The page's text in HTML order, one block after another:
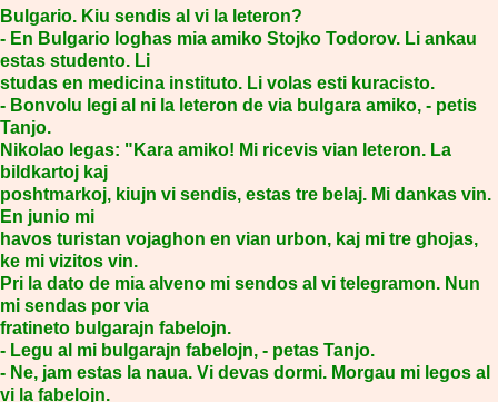
Bulgario. Kiu sendis al vi la leteron?
- En Bulgario loghas mia amiko Stojko Todorov. Li ankau
estas studento. Li
studas en medicina instituto. Li volas esti kuracisto.
- Bonvolu legi al ni la leteron de via bulgara amiko, - petis
Tanjo.
Nikolao legas: "Kara amiko! Mi ricevis vian leteron. La
bildkartoj kaj
poshtmarkoj, kiujn vi sendis, estas tre belaj. Mi dankas vin.
En junio mi
havos turistan vojaghon en vian urbon, kaj mi tre ghojas,
ke mi vizitos vin.
Pri la dato de mia alveno mi sendos al vi telegramon. Nun
mi sendas por via
fratineto bulgarajn fabelojn.
- Legu al mi bulgarajn fabelojn, - petas Tanjo.
- Ne, jam estas la naua. Vi devas dormi. Morgau mi legos al
vi la fabelojn.